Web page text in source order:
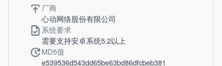
厂商
心动网络股份有限公司
系统要求
需要支持安卓系统5.2以上
MD5值
e539536d543dd65be63bd86dfcbeb381